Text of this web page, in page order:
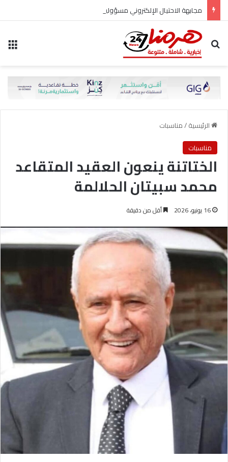
مجابهة الاحتيال الإلكتروني مسؤولية مشتركة
بحث عن
الرئيسية/مناسبات
مناسبات
الختاتنة ينعون العقيد المتقاعد
محمد سبيتان الحلالمة
16 يونيو، 2026 أقل من دقيقة